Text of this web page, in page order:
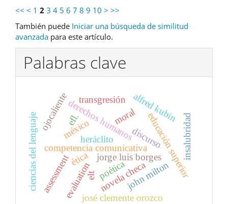
<< < 1 2 3 4 5 6 7 8 9 10 > >>
También puede Iniciar una búsqueda de similitud
avanzada para este artículo.
Palabras clave
discurso
competencia comunicativaeducación superior
jorge luis borges
heráclito
john milton
derechos humanos
ética
moral
méxico
alfred kubin
novela checa
assessmentevaluation
elt
efl.
ciencias del lenguaje
josé clemente orozco
ojocaliente
insalubridad
poética
transgresión